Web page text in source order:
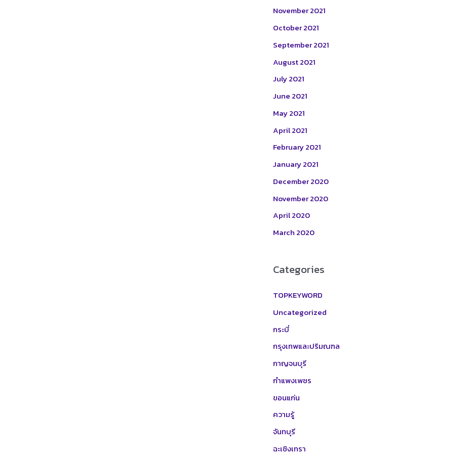
November 2021
October 2021
September 2021
August 2021
July 2021
June 2021
May 2021
April 2021
February 2021
January 2021
December 2020
November 2020
April 2020
March 2020
Categories
TOPKEYWORD
Uncategorized
กระบี่
กรุงเทพและปริมณฑล
กาญจนบุรี
กำแพงเพชร
ขอนแก่น
ความรู้
จันทบุรี
ฉะเชิงเทรา